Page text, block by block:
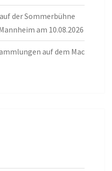
der Sommerbühne
am 10.08.2026
auf dem Mac